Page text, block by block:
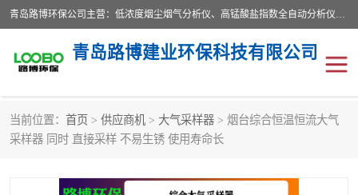
青岛路博环保公司主营：低浓度烟尘烟气分析仪、高锰酸盐指数全自动分析仪、便携式超声波明渠流量计、便携式水质采样器、恒温恒湿称重系统、手持式油烟检测仪等;是一家集环保科研、设计、生产、维护、销售和系统集成为一体的综合性高科技企业。路博人秉承"科学技术是第一生产力的重要理念，倡导环境友好型的生产、生活和消费方式。
青岛路博建业环保科技有限公司
当前位置： 首页 > 供应商机 > 大气采样器 > 烟台综合恒温恒流大气
采样器 同时 直接采样 不易生锈 使用寿命长
生物安全柜 气体检测仪
水质检测仪 手持式油烟检测仪